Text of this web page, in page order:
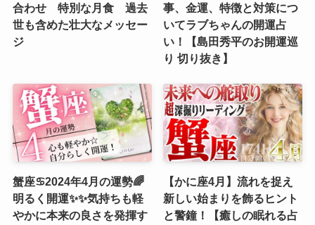
合わせ 特別な月食 過去
世も含めた壮大なメッセー
ジ
事、金運、特徴と対策につ
いてラブちゃんの開運占
い！【島田秀平のお開運巡
り 切り抜き】
蟹座♋️2024年4月の運勢🌈
明るく開運✨✨気持ちも軽
やかに本来の良さを発揮す
【かに座4月】流れを捉え
新しい始まりを飾るヒント
と警鐘！【癒しの眠れる占